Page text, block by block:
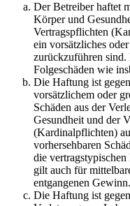
Der Betreiber haftet
Körper und
Vertragspflichten
ein vorsätzliches
zurückzuführen
Folgeschäden wie
Die Haftung ist
vorsätzlichem oder
Schäden aus der
Gesundheit und der
(Kardinalpflichten)
vorhersehbaren
die
gilt auch für
entgangenen Gewinn.
Die Haftung ist